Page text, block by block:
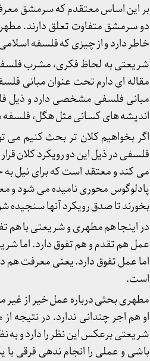
بر این اساس معتقدم که سرمشق
دو سرمشق متفاوت تعلق دارند.
خاطر دارد و از چیزی که فلسفه
شریعتی به لحاظ فکری، مشرب
مقاله ای دارم تحت عنوان مبانی
مبانی فلسفی مشخصی دارد و ذیل
اندیشه های کسانی مثل هگل،
اگر بخواهیم کلان تر بحث کنیم می
فلسفی در ذیل این دو رویکرد کلان
می کند و معتقد است که برای نیل به
پادلوگوس محوری نامیده می شود و
بخورند تا صدق رویکرد آنها سنجیده
در اینجا هم مطهری و شریعتی با هم
عمل هم تقدم و هم تفوق دارد. اما
اما عمل تفوق دارد. یعنی معرفت هم
است.
مطهری بحثی درباره عمل خیر از
او هم اجر چندانی ندارد. در نتیجه
شریعتی برعکس این نظر را دارد و
باشی و عملی را انجام ندهی فرقی